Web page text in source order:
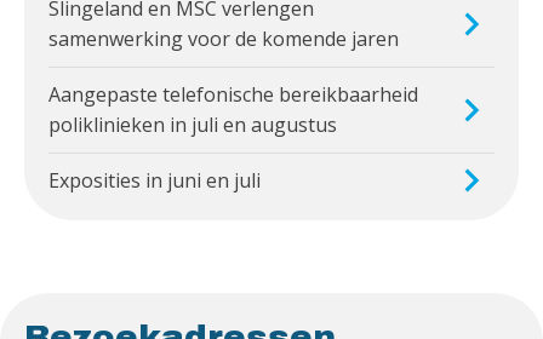
Slingeland en MSC verlengen
samenwerking voor de komende jaren
Aangepaste telefonische bereikbaarheid
poliklinieken in juli en augustus
Exposities in juni en juli